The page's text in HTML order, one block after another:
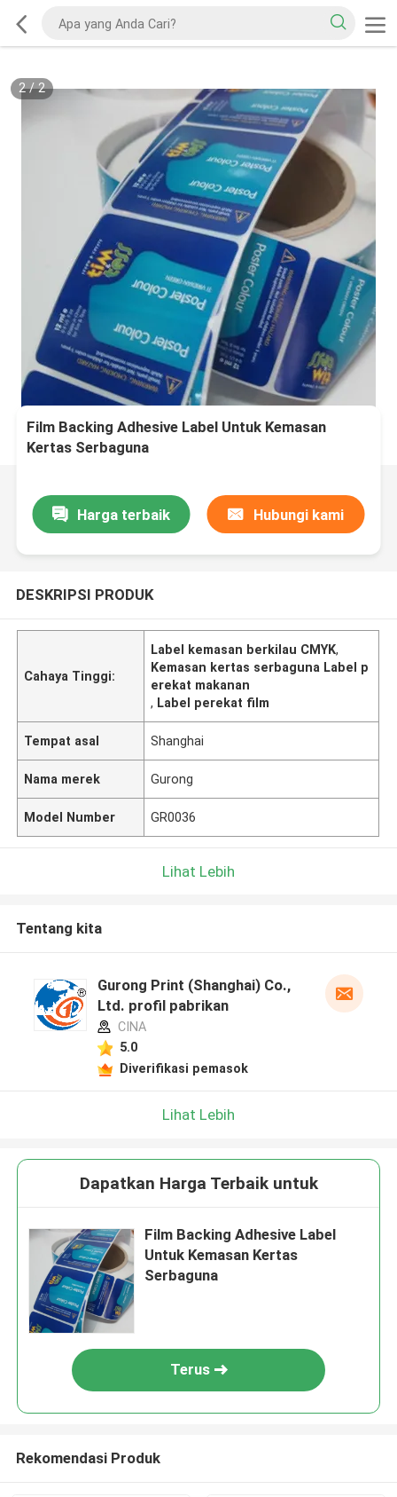
2/2
Film Backing Adhesive Label Untuk Kemasan
Kertas Serbaguna
Harga terbaik Hubungi kami
DESKRIPSI PRODUK
Cahaya Tinggi:
Label kemasan berkilau CMYK,
Kemasan kertas serbaguna Label p
erekat makanan
, Label perekat film
Tempat asal Shanghai
Nama merek Gurong
Model Number GR0036
Lihat Lebih
Tentang kita
Gurong Print (Shanghai) Co.,
Ltd. profil pabrikan
CINA
5.0
Diverifikasi pemasok
Lihat Lebih
Dapatkan Harga Terbaik untuk
Film Backing Adhesive Label
Untuk Kemasan Kertas
Serbaguna
Terus
Rekomendasi Produk